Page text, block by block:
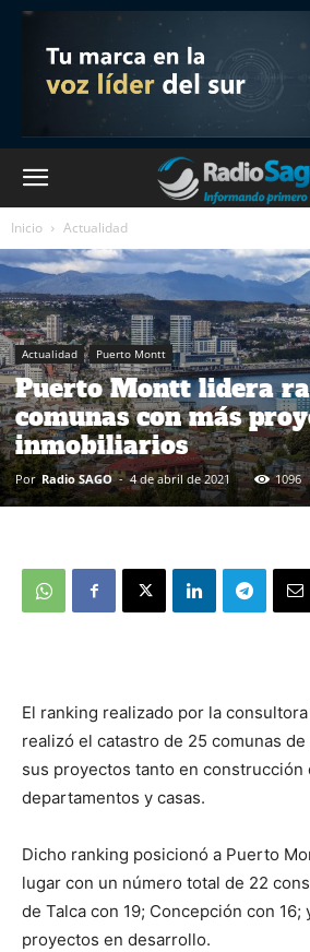
Inicio Actualidad
Actualidad Puerto Montt
Puerto Montt lidera
comunas con más
inmobiliarios
Por Radio SAGO - 4 de abril de 2021 1096
El ranking realizado por la
realizó el catastro de 25 comunas
sus proyectos tanto en construcción
departamentos y casas.
Dicho ranking posicionó a Puerto
lugar con un número total de 22
de Talca con 19; Concepción con 16;
proyectos en desarrollo.